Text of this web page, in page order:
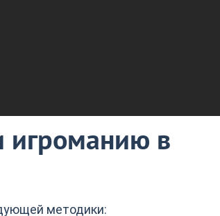
игроманию в
методики: